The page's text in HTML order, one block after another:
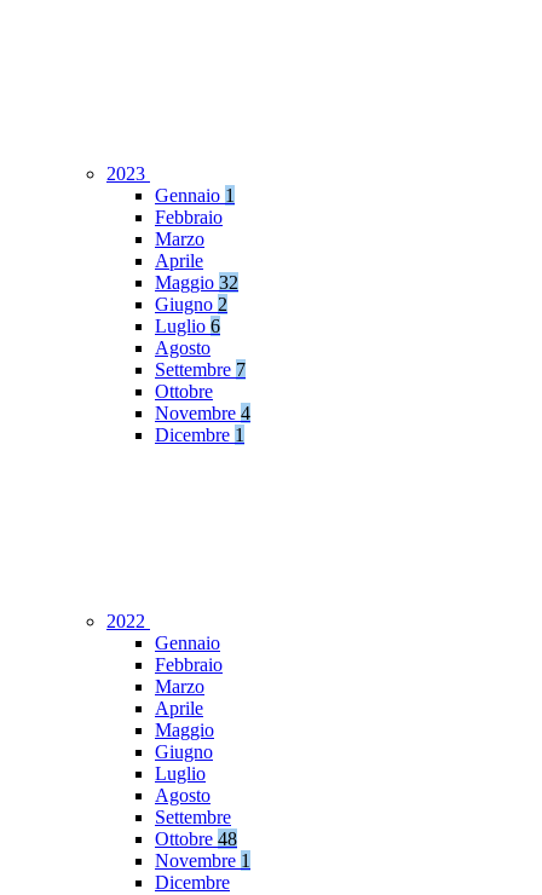
2023
Gennaio 1
Febbraio
Marzo
Aprile
Maggio 32
Giugno 2
Luglio 6
Agosto
Settembre 7
Ottobre
Novembre 4
Dicembre 1
2022
Gennaio
Febbraio
Marzo
Aprile
Maggio
Giugno
Luglio
Agosto
Settembre
Ottobre 48
Novembre 1
Dicembre